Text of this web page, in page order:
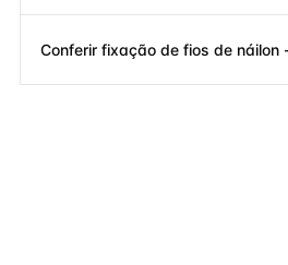
Conferir fixação de fios de náilon